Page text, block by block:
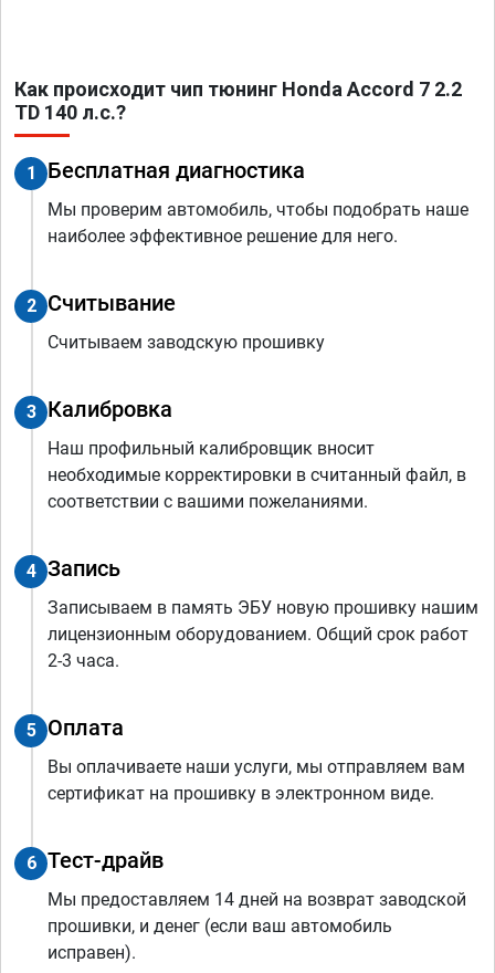
Как происходит чип тюнинг Honda Accord 7 2.2
TD 140 л.с.?
1 Бесплатная диагностика
Мы проверим автомобиль, чтобы подобрать наше
наиболее эффективное решение для него.
2 Считывание
Считываем заводскую прошивку
3 Калибровка
Наш профильный калибровщик вносит
необходимые корректировки в считанный файл, в
соответствии с вашими пожеланиями.
4 Запись
Записываем в память ЭБУ новую прошивку нашим
лицензионным оборудованием. Общий срок работ
2-3 часа.
5 Оплата
Вы оплачиваете наши услуги, мы отправляем вам
сертификат на прошивку в электронном виде.
6 Тест-драйв
Мы предоставляем 14 дней на возврат заводской
прошивки, и денег (если ваш автомобиль
исправен).